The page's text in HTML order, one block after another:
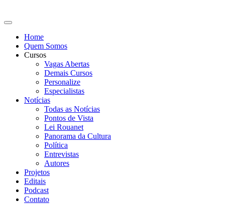
Home
Quem Somos
Cursos
Vagas Abertas
Demais Cursos
Personalize
Especialistas
Notícias
Todas as Notícias
Pontos de Vista
Lei Rouanet
Panorama da Cultura
Política
Entrevistas
Autores
Projetos
Editais
Podcast
Contato